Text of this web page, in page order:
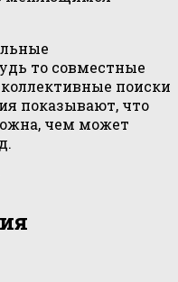
то совместные
поиски
показывают, что
чем может